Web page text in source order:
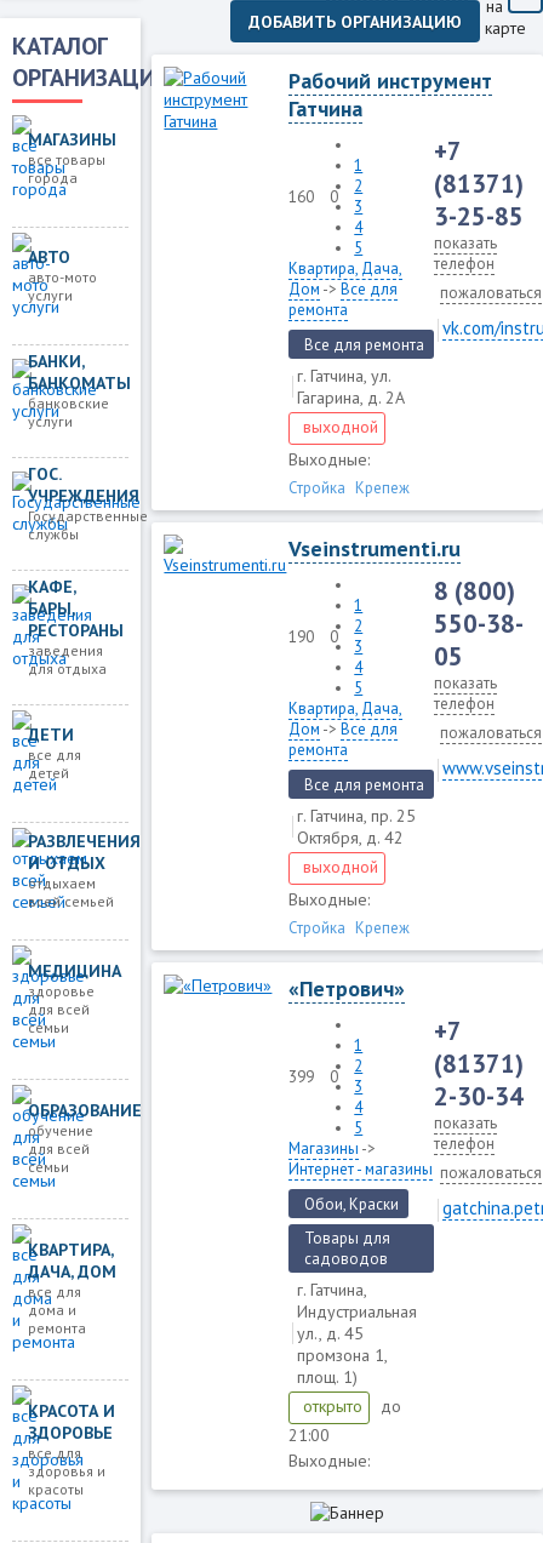
КАТАЛОГ
ОРГАНИЗАЦИЙ
МАГАЗИНЫ
все товары
города
АВТО
авто-мото
услуги
БАНКИ,
БАНКОМАТЫ
банковские
услуги
ГОС.
УЧРЕЖДЕНИЯ
Государственные
службы
КАФЕ,
БАРЫ,
РЕСТОРАНЫ
заведения
для отдыха
ДЕТИ
все для
детей
РАЗВЛЕЧЕНИЯ
И ОТДЫХ
отдыхаем
всей семьей
МЕДИЦИНА
здоровье
для всей
семьи
ОБРАЗОВАНИЕ
обучение
для всей
семьи
КВАРТИРА,
ДАЧА, ДОМ
все для
дома и
ремонта
КРАСОТА И
ЗДОРОВЬЕ
все для
здоровья и
красоты
ДОБАВИТЬ ОРГАНИЗАЦИЮ
Рабочий инструмент
Гатчина
160 0
1
2
3
4
5
Квартира, Дача,
Дом ->Все для
ремонта
Все для ремонта
г. Гатчина, ул.
Гагарина, д. 2А
выходной
Выходные:
Стройка Крепеж
+7
(81371)
3-25-85
показать
телефон
пожаловаться
vk.com/
Vseinstrumenti.ru
190 0
1
2
3
4
5
Квартира, Дача,
Дом ->Все для
ремонта
Все для ремонта
г. Гатчина, пр. 25
Октября, д. 42
выходной
Выходные:
Стройка Крепеж
8 (800)
550-38-
05
показать
телефон
пожаловаться
«Петрович»
399 0
1
2
3
4
5
Магазины ->
Интернет - магазины
Обои, Краски
Товары для
садоводов
г. Гатчина,
Индустриальная
ул., д. 45
промзона 1,
площ. 1)
открыто
до
21:00
Выходные:
+7
(81371)
2-30-34
показать
телефон
пожаловаться